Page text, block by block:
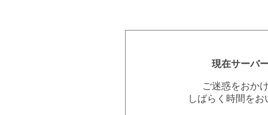
現在サーバ
ご迷惑をおか
しばらく時間を